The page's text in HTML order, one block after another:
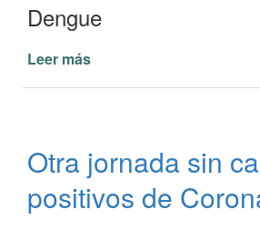
Dengue
Leer más
de
Crisis
Otra jornada sin
positivos de